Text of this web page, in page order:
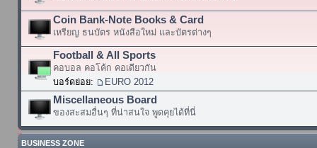
Coin Bank-Note Books & Card
เหรียญ ธนบัตร หนังสือใหม่ และบัตรต่างๆ
Football & All Sports
คอบอล คอโค้ก คอเดียวกัน
บอร์ดย่อย:
EURO 2012
Miscellaneous Board
ของสะสมอื่นๆ ที่น่าสนใจ พูดคุยได้ที่นี่
BUSINESS ZONE